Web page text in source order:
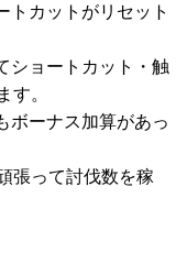
トカットがリセット
ショートカット・触
。
ボーナス加算があっ
張って討伐数を稼